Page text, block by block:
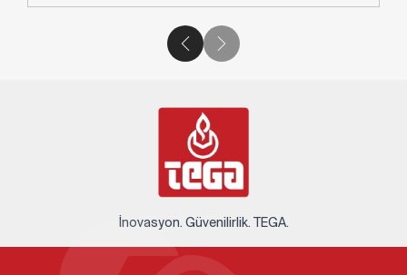
İnovasyon. Güvenilirlik. TEGA.